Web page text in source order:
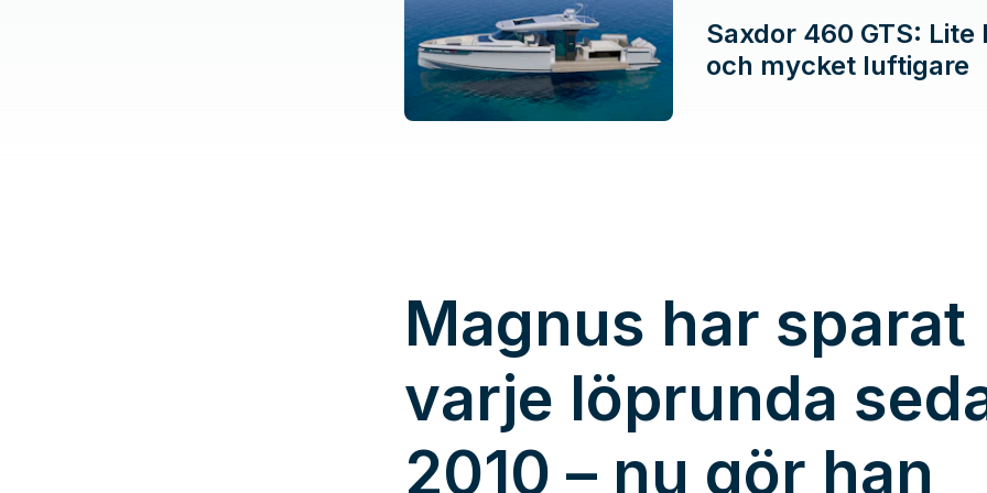
Saxdor 460 GTS: Lite
och mycket luftigare
Magnus har sparat
varje löprunda
2010 – nu gör han